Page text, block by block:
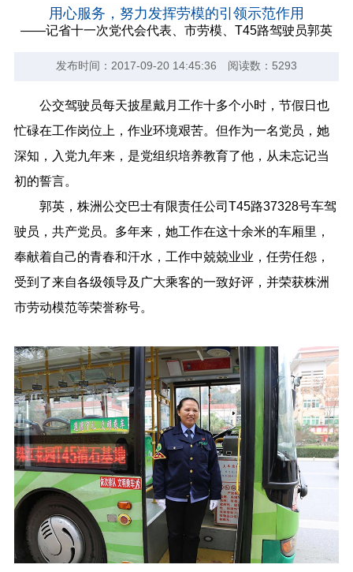
用心服务，努力发挥劳模的引领示范作用
——记省十一次党代会代表、市劳模、T45路驾驶员郭英
发布时间：2017-09-20 14:45:36 阅读数：5293
公交驾驶员每天披星戴月工作十多个小时，节假日也
忙碌在工作岗位上，作业环境艰苦。但作为一名党员，她
深知，入党九年来，是党组织培养教育了他，从未忘记当
初的誓言。
郭英，株洲公交巴士有限责任公司T45路37328号车驾
驶员，共产党员。多年来，她工作在这十余米的车厢里，
奉献着自己的青春和汗水，工作中兢兢业业，任劳任怨，
受到了来自各级领导及广大乘客的一致好评，并荣获株洲
市劳动模范等荣誉称号。